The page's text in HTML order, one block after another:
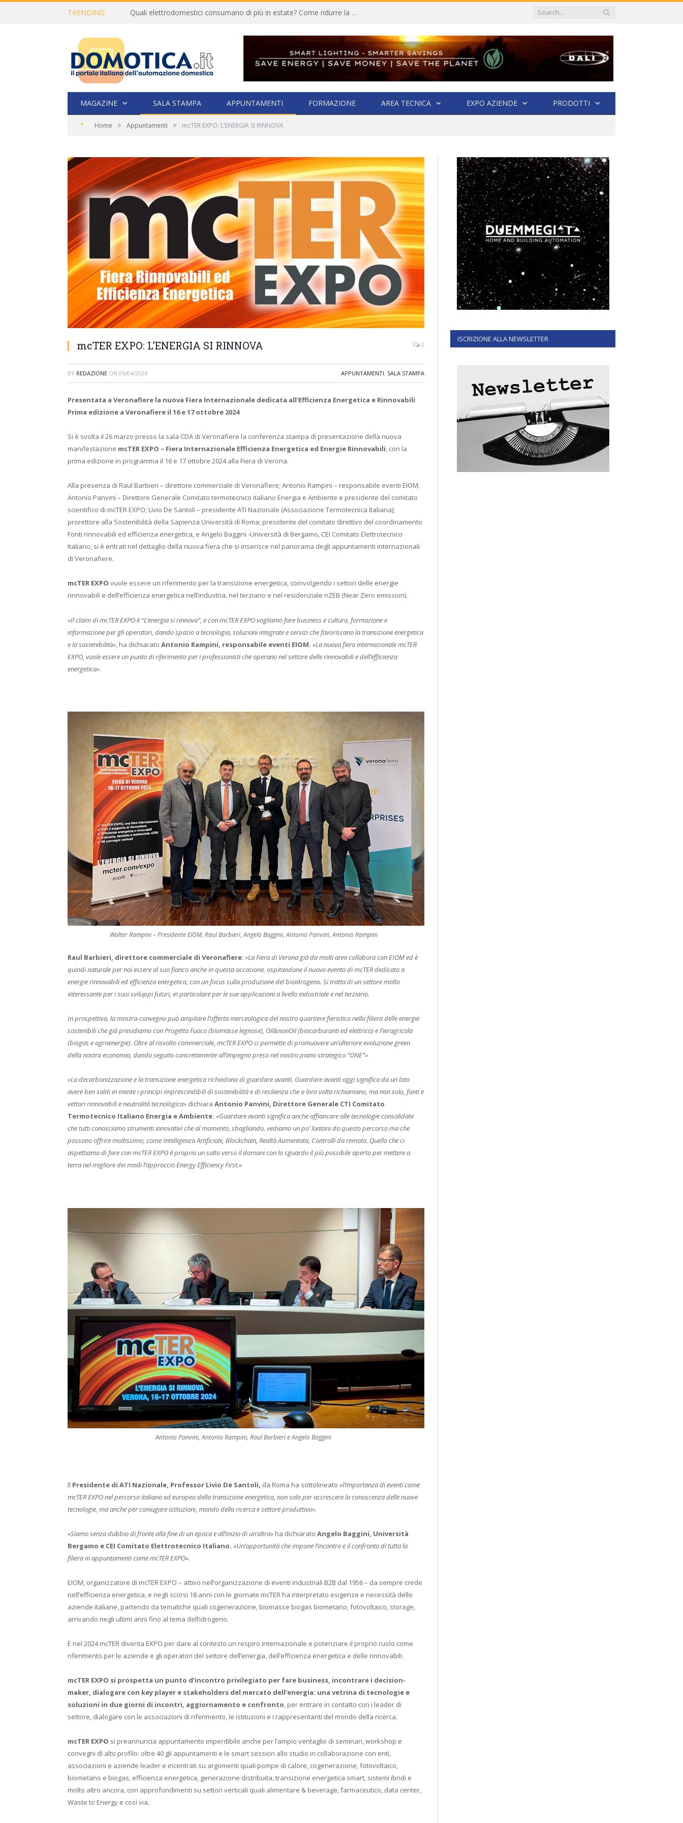
TRENDING Quali elettrodomestici consumano di più in estate? Come ridurre la bolletta
MAGAZINE SALA STAMPA APPUNTAMENTI FORMAZIONE AREA TECNICA EXPO AZIENDE PRODOTTI
* Home » Appuntamenti » mcTER EXPO: L’ENERGIA SI RINNOVA
mcTER EXPO: L’ENERGIA SI RINNOVA 0
BY REDAZIONE ON 05/04/2024 APPUNTAMENTI, SALA STAMPA
Presentata a Veronafiere la nuova Fiera Internazionale dedicata all’Efficienza Energetica e Rinnovabili
Prima edizione a Veronafiere il 16 e 17 ottobre 2024
Si è svolta il 26 marzo presso la sala CDA di Veronafiere la conferenza stampa di presentazione della nuova
manifestazione mcTER EXPO – Fiera Internazionale Efficienza Energetica ed Energie Rinnovabili, con la
prima edizione in programma il 16 e 17 ottobre 2024 alla Fiera di Verona.
Alla presenza di Raul Barbieri – direttore commerciale di Veronafiere; Antonio Rampini – responsabile eventi EIOM;
Antonio Panvini – Direttore Generale Comitato termotecnico italiano Energia e Ambiente e presidente del comitato
scientifico di mcTER EXPO; Livio De Santoli – presidente ATI Nazionale (Associazione Termotecnica Italiana);
prorettore alla Sostenibilità della Sapienza Università di Roma; presidente del comitato direttivo del coordinamento
Fonti rinnovabili ed efficienza energetica, e Angelo Baggini -Università di Bergamo, CEI Comitato Elettrotecnico
Italiano, si è entrati nel dettaglio della nuova fiera che si inserisce nel panorama degli appuntamenti internazionali
di Veronafiere.
mcTER EXPO vuole essere un riferimento per la transizione energetica, coinvolgendo i settori delle energie
rinnovabili e dell’efficienza energetica nell’industria, nel terziario e nel residenziale nZEB (Near Zero emission).
«Il claim di mcTER EXPO è “L’energia si rinnova”, e con mcTER EXPO vogliamo fare business e cultura, formazione e
informazione per gli operatori, dando spazio a tecnologia, soluzioni integrate e servizi che favoriscano la transizione energetica
e la sostenibilità» , ha dichiarato Antonio Rampini, responsabile eventi EIOM. «La nuova fiera internazionale mcTER
EXPO, vuole essere un punto di riferimento per i professionisti che operano nel settore delle rinnovabili e dell’efficienza
energetica».
Walter Rampini – Presidente EIOM, Raul Barbieri, Angelo Baggini, Antonio Panvini, Antonio Rampini
Raul Barbieri, direttore commerciale di Veronafiere: «La Fiera di Verona già da molti anni collabora con EIOM ed è
quindi naturale per noi essere al suo fianco anche in questa occasione, ospitandone il nuovo evento di mcTER dedicato a
energie rinnovabili ed efficienza energetica, con un focus sulla produzione del bioidrogeno. Si tratta di un settore molto
interessante per i suoi sviluppi futuri, in particolare per le sue applicazioni a livello industriale e nel terziario.
In prospettiva, la mostra-convegno può ampliare l’offerta merceologica del nostro quartiere fieristico nella filiera delle energie
sostenibili che già presidiamo con Progetto Fuoco (biomasse legnose), Oil&nonOil (biocarburanti ed elettrico) e Fieragricola
(biogas e agroenergie). Oltre al risvolto commerciale, mcTER EXPO ci permette di promuovere un’ulteriore evoluzione green
della nostra economia, dando seguito concretamente all’impegno preso nel nostro piano strategico “ONE”»
«La decarbonizzazione e la transizione energetica richiedono di guardare avanti. Guardare avanti oggi significa da un lato
avere ben saldi in mente i principi imprescindibili di sostenibilità e di resilienza che a loro volta richiamano, ma non solo, fonti e
vettori rinnovabili e neutralità tecnologica» dichiara Antonio Panvini, Direttore Generale CTI Comitato
Termotecnico Italiano Energia e Ambiente. «Guardare avanti significa anche affiancare alle tecnologie consolidate
che tutti conosciamo strumenti innovativi che al momento, sbagliando, vediamo unpo’ lontani da questo percorso ma che
possono offrire moltissimo, come Intelligenza Artificiale, Blockchain, Realtà Aumentata, Controlli da remoto. Quello che ci
aspettiamo di fare con mcTER EXPO è proprio un salto verso il domani con lo sguardo il più possibile aperto per mettere a
terra nel migliore dei modi l’approccio Energy Efficiency First.»
Antonio Panvini, Antonio Rampini, Raul Barbieri e Angelo Baggini
Il Presidente di ATI Nazionale, Professor Livio De Santoli, da Roma ha sottolineato «l’importanza di eventi come
mcTER EXPO nel percorso italiano ed europeo della transizione energetica, non solo per accrescere la conoscenza delle nuove
tecnologie, ma anche per coniugare istituzioni, mondo della ricerca e settore produttivo».
«Siamo senza dubbio di fronte alla fine di un epoca e all’inizio di un’altra» ha dichiarato Angelo Baggini, Università
Bergamo e CEI Comitato Elettrotecnico Italiano. «Un’opportunità che impone l’incontro e il confronto di tutta la
filiera in appuntamenti come mcTER EXPO».
EIOM, organizzatore di mcTER EXPO – attivo nell’organizzazione di eventi industriali B2B dal 1956 – da sempre crede
nell’efficienza energetica, e negli scorsi 18 anni con le giornate mcTER ha interpretato esigenze e necessità delle
aziende italiane, partendo da tematiche quali cogenerazione, biomasse biogas biometano, fotovoltaico, storage,
arrivando negli ultimi anni fino al tema dell’idrogeno.
E nel 2024 mcTER diventa EXPO per dare al contesto un respiro internazionale e potenziare il proprio ruolo come
riferimento per le aziende e gli operatori del settore dell’energia, dell’efficienza energetica e delle rinnovabili.
mcTER EXPO si prospetta un punto d’incontro privilegiato per fare business, incontrare i decision-
maker, dialogare con key player e stakeholders del mercato dell’energia: una vetrina di tecnologie e
soluzioni in due giorni di incontri, aggiornamento e confronto, per entrare in contatto con i leader di
settore, dialogare con le associazioni di riferimento, le istituzioni e i rappresentanti del mondo della ricerca.
mcTER EXPO si preannuncia appuntamento imperdibile anche per l’ampio ventaglio di seminari, workshop e
convegni di alto profilo: oltre 40 gli appuntamenti e le smart session allo studio in collaborazione con enti,
associazioni e aziende leader e incentrati su argomenti quali pompe di calore, cogenerazione, fotovoltaico,
biometano e biogas, efficienza energetica, generazione distribuita, transizione energetica smart, sistemi ibridi e
molto altro ancora, con approfondimenti su settori verticali quali alimentare & beverage, farmaceutico, data center,
Waste to Energy e così via.
ISCRIZIONE ALLA NEWSLETTER